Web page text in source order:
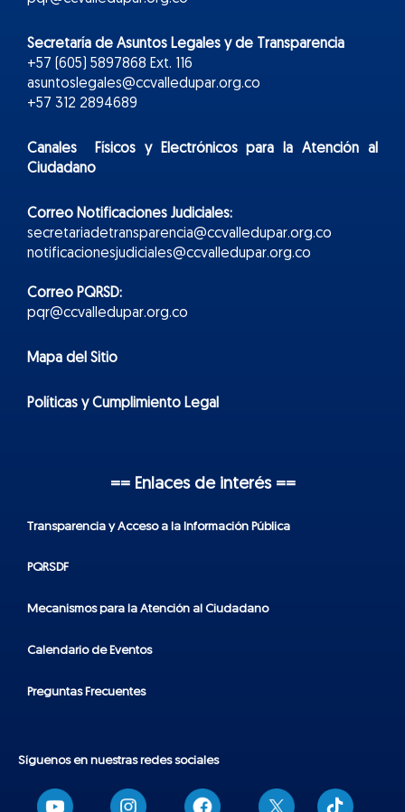
Secretaría de Asuntos Legales y de Transparencia
+57 (605) 5897868 Ext. 116
asuntoslegales@ccvalledupar.org.co
+57 312 2894689
Canales Físicos yElectrónicospara la Atención al
Ciudadano
Correo Notificaciones Judiciales:
secretariadetransparencia@ccvalledupar.org.co
notificacionesjudiciales@ccvalledupar.org.co
Correo PQRSD:
pqr@ccvalledupar.org.co
Mapa del Sitio
Políticas y Cumplimiento Legal
== Enlaces de interés ==
Transparencia y Acceso a la Información Pública
PQRSDF
Mecanismos para la Atención al Ciudadano
Calendario de Eventos
Preguntas Frecuentes
Síguenos en nuestras redes sociales
T